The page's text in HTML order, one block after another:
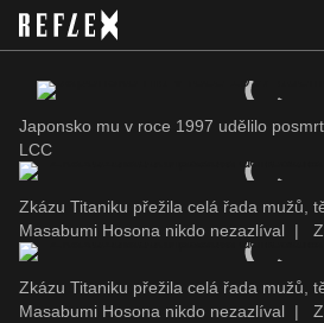
Japonsko mu v roce 1997 udělilo
LCC
Zkázu Titaniku přežila celá řada mužů,
Masabumi Hosona nikdo nezazlíval |
Zkázu Titaniku přežila celá řada mužů,
Masabumi Hosona nikdo nezazlíval |